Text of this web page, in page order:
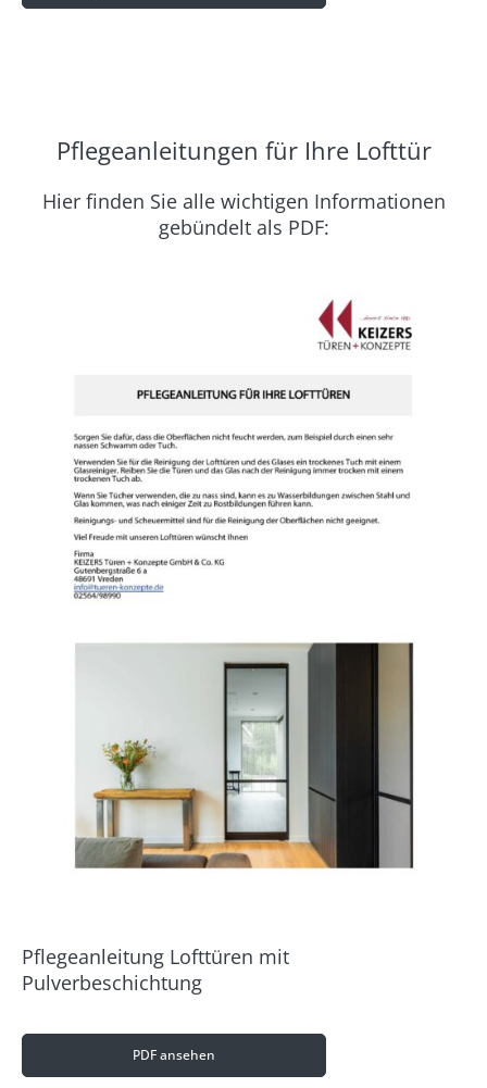
Pflegeanleitungen für Ihre Lofttür
Hier finden Sie alle wichtigen Informationen
gebündelt als PDF:
Pflegeanleitung Lofttüren mit
Pulverbeschichtung
PDF ansehen